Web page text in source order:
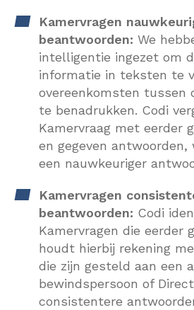
Kamervragen
beantwoorden: We
intelligentie ingezet om
informatie in teksten te
overeenkomsten tussen
te benadrukken. Codi
Kamervraag met eerder
en gegeven
een nauwkeuriger
Kamervragen
beantwoorden: Codi
Kamervragen die eerder
houdt hierbij rekening
die zijn gesteld aan een
bewindspersoon of
consistentere